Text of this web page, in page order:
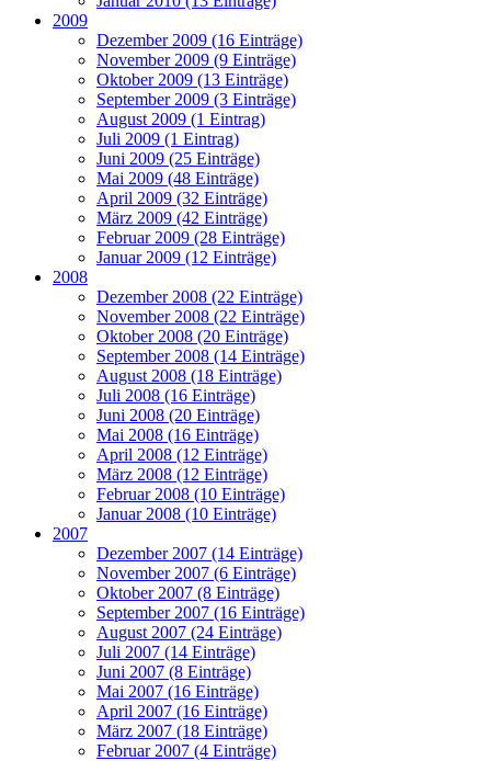
2009
Dezember 2009 (16 Einträge)
November 2009 (9 Einträge)
Oktober 2009 (13 Einträge)
September 2009 (3 Einträge)
August 2009 (1 Eintrag)
Juli 2009 (1 Eintrag)
Juni 2009 (25 Einträge)
Mai 2009 (48 Einträge)
April 2009 (32 Einträge)
März 2009 (42 Einträge)
Februar 2009 (28 Einträge)
Januar 2009 (12 Einträge)
2008
Dezember 2008 (22 Einträge)
November 2008 (22 Einträge)
Oktober 2008 (20 Einträge)
September 2008 (14 Einträge)
August 2008 (18 Einträge)
Juli 2008 (16 Einträge)
Juni 2008 (20 Einträge)
Mai 2008 (16 Einträge)
April 2008 (12 Einträge)
März 2008 (12 Einträge)
Februar 2008 (10 Einträge)
Januar 2008 (10 Einträge)
2007
Dezember 2007 (14 Einträge)
November 2007 (6 Einträge)
Oktober 2007 (8 Einträge)
September 2007 (16 Einträge)
August 2007 (24 Einträge)
Juli 2007 (14 Einträge)
Juni 2007 (8 Einträge)
Mai 2007 (16 Einträge)
April 2007 (16 Einträge)
März 2007 (18 Einträge)
Februar 2007 (4 Einträge)